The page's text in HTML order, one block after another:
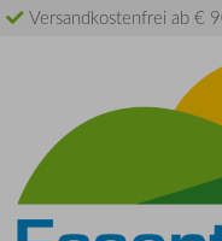
Versandkostenfrei ab €